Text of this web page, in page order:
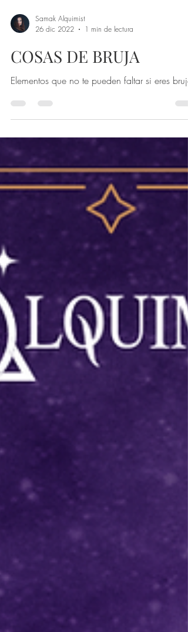
Samak Alquimist
26 dic 2022
1 min de lectura
COSAS DE BRUJA